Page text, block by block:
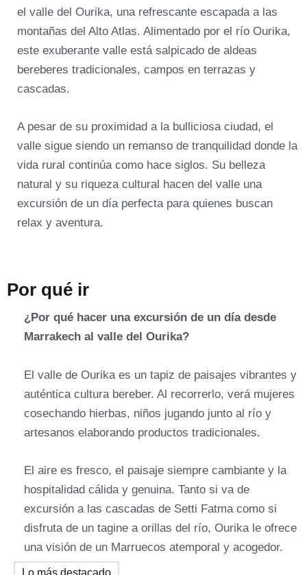
el valle del Ourika, una refrescante escapada a las
montañas del Alto Atlas. Alimentado por el río Ourika,
este exuberante valle está salpicado de aldeas
bereberes tradicionales, campos en terrazas y
cascadas.
A pesar de su proximidad a la bulliciosa ciudad, el
valle sigue siendo un remanso de tranquilidad donde la
vida rural continúa como hace siglos. Su belleza
natural y su riqueza cultural hacen del valle una
excursión de un día perfecta para quienes buscan
relax y aventura.
Por qué ir
¿Por qué hacer una excursión de un día desde
Marrakech al valle del Ourika?
El valle de Ourika es un tapiz de paisajes vibrantes y
auténtica cultura bereber. Al recorrerlo, verá mujeres
cosechando hierbas, niños jugando junto al río y
artesanos elaborando productos tradicionales.
El aire es fresco, el paisaje siempre cambiante y la
hospitalidad cálida y genuina. Tanto si va de
excursión a las cascadas de Setti Fatma como si
disfruta de un tagine a orillas del río, Ourika le ofrece
una visión de un Marruecos atemporal y acogedor.
Lo más destacado